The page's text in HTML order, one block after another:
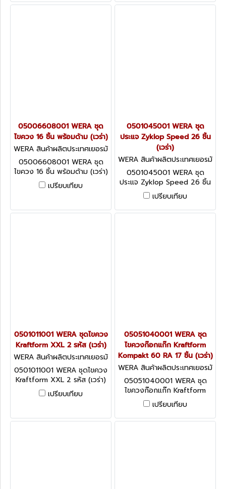
05006608001 WERA ชุด
ไขควง 16 ชิ้น พร้อมด้าม (เวร่า)
WERA สินค้าผลิตประเทศเยอรมั
น / สินค้าประเทศเยอรมัน WR0
5006608001
05006608001 WERA ชุด
ไขควง 16 ชิ้น พร้อมด้าม (เวร่า)
เปรียบเทียบ
0501045001 WERA ชุด
ประแจ Zyklop Speed 26 ชิ้น
(เวร่า)
WERA สินค้าผลิตประเทศเยอรมั
น / สินค้าประเทศเยอรมัน WR0
501045001
0501045001 WERA ชุด
ประแจ Zyklop Speed 26 ชิ้น
(เวร่า)
เปรียบเทียบ
0501011001 WERA ชุดไขควง
Kraftform XXL 2 รหัส (เวร่า)
WERA สินค้าผลิตประเทศเยอรมั
น / สินค้าประเทศเยอรมัน WR0
501011001
0501011001 WERA ชุดไขควง
Kraftform XXL 2 รหัส (เวร่า)
เปรียบเทียบ
05051040001 WERA ชุด
ไขควงก๊อกแก๊ก Kraftform
Kompakt 60 RA 17 ชิ้น (เวร่า)
WERA สินค้าผลิตประเทศเยอรมั
น / สินค้าประเทศเยอรมัน WR0
5051040001
05051040001 WERA ชุด
ไขควงก๊อกแก๊ก Kraftform
Kompakt 60 RA 17 ชิ้น (เวร่า)
เปรียบเทียบ